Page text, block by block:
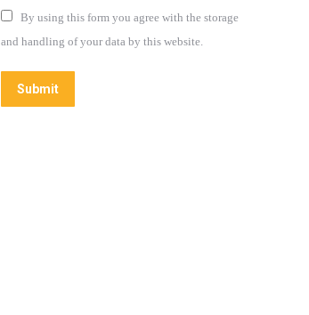
By using this form you agree with the storage
and handling of your data by this website.
Submit